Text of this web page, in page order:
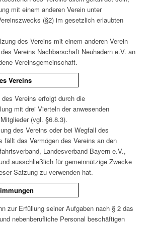
mit einem anderen Verein unter
(§2) im gesetzlich erlaubten
des Vereins mit einem anderen Verein
Vereins Nachbarschaft Neuhadern e.V. an
Vereinsgemeinschaft.
Vereins
Vereins erfolgt durch die
mit drei Vierteln der anwesenden
(vgl. §6.8.3).
des Vereins oder bei Wegfall des
fällt das Vermögen des Vereins an den
Landesverband Bayern e.V.,
ausschließlich für gemeinnützige Zwecke
Satzung zu verwenden hat.
zur Erfüllung seiner Aufgaben nach § 2 das
nebenberufliche Personal beschäftigen